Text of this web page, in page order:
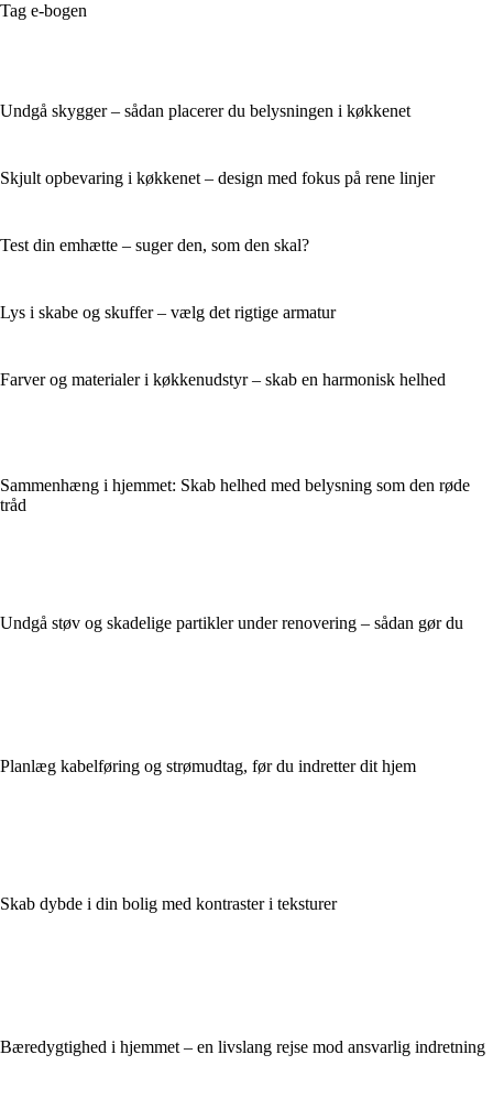
Tag e-bogen
Undgå skygger – sådan placerer du belysningen i køkkenet
Skjult opbevaring i køkkenet – design med fokus på rene linjer
Test din emhætte – suger den, som den skal?
Lys i skabe og skuffer – vælg det rigtige armatur
Farver og materialer i køkkenudstyr – skab en harmonisk helhed
Sammenhæng i hjemmet: Skab helhed med belysning som den røde
tråd
Undgå støv og skadelige partikler under renovering – sådan gør du
Planlæg kabelføring og strømudtag, før du indretter dit hjem
Skab dybde i din bolig med kontraster i teksturer
Bæredygtighed i hjemmet – en livslang rejse mod ansvarlig indretning